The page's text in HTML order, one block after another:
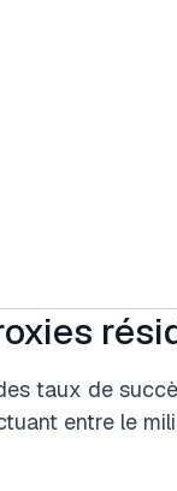
taux de
entre le